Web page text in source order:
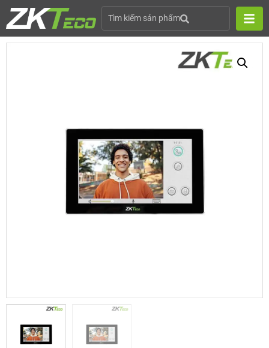
Tìm kiếm sản phẩm